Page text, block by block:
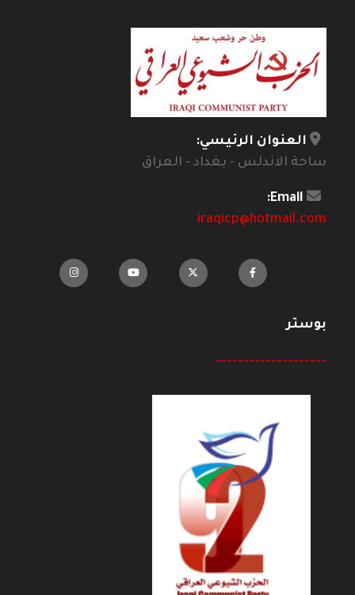
العنوان الرئيسي:
ساحة الاندلس - بغداد - العراق
Email:
iraqicp@hotmail.com
بوستر
--------------------